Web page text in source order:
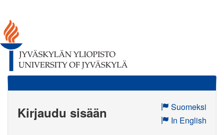
Suomeksi
In English
Kirjaudu sisään